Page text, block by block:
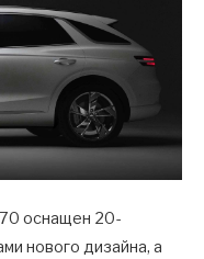
оснащен 20-
нового дизайна, а